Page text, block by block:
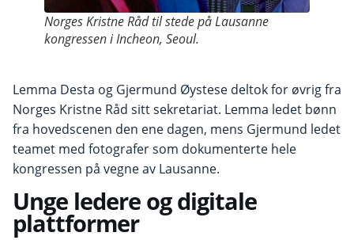
Norges Kristne Råd til stede på Lausanne
kongressen i Incheon, Seoul.
Lemma Desta og Gjermund Øystese deltok for øvrig fra
Norges Kristne Råd sitt sekretariat. Lemma ledet bønn
fra hovedscenen den ene dagen, mens Gjermund ledet
teamet med fotografer som dokumenterte hele
kongressen på vegne av Lausanne.
Unge ledere og digitale
plattformer